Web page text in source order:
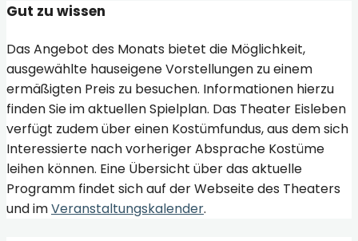
Gut zu wissen
Das Angebot des Monats bietet die Möglichkeit,
ausgewählte hauseigene Vorstellungen zu einem
ermäßigten Preis zu besuchen. Informationen hierzu
finden Sie im aktuellen Spielplan. Das Theater Eisleben
verfügt zudem über einen Kostümfundus, aus dem sich
Interessierte nach vorheriger Absprache Kostüme
leihen können. Eine Übersicht über das aktuelle
Programm findet sich auf der Webseite des Theaters
und imVeranstaltungskalender.